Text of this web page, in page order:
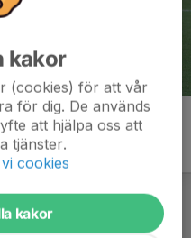
kakor
(cookies) för att vår
för dig. De används
att hjälpa oss att
tjänster.
cookies
kakor